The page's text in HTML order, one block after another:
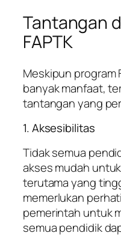
Tantangan
FAPTK
Meskipun program
banyak manfaat,
tantangan yang
1. Aksesibilitas
Tidak semua
akses mudah
terutama yang
memerlukan
pemerintah untuk
semua pendidik